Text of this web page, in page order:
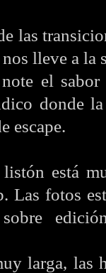
las
lleve a la
el
donde
escape.
está
Las fotos
larga, las